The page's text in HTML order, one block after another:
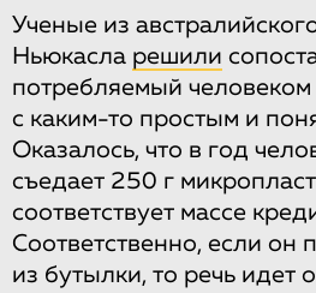
Ученые из
Ньюкасла решили
потребляемый человеком
с каким-то простым и
Оказалось, что в год
съедает 250 г
соответствует массе
Соответственно, если он
из бутылки, то речь идет